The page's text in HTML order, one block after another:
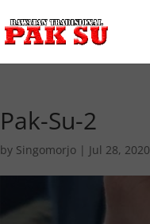
Pak-Su-2
by Singomorjo | Jul 28, 2020